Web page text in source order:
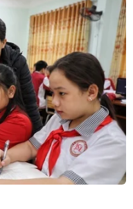
vụ
tế số